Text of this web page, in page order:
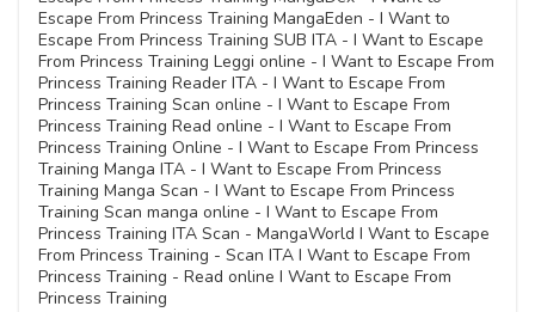
Escape From Princess Training MangaEden - I Want to
Escape From Princess Training SUB ITA - I Want to Escape
From Princess Training Leggi online - I Want to Escape From
Princess Training Reader ITA - I Want to Escape From
Princess Training Scan online - I Want to Escape From
Princess Training Read online - I Want to Escape From
Princess Training Online - I Want to Escape From Princess
Training Manga ITA - I Want to Escape From Princess
Training Manga Scan - I Want to Escape From Princess
Training Scan manga online - I Want to Escape From
Princess Training ITA Scan - MangaWorld I Want to Escape
From Princess Training - Scan ITA I Want to Escape From
Princess Training - Read online I Want to Escape From
Princess Training